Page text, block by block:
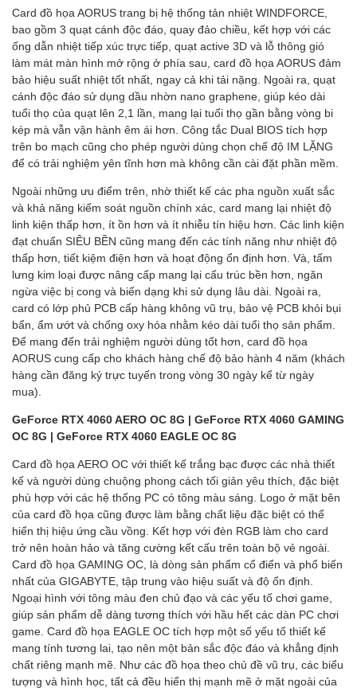
Card đồ họa AORUS trang bị hệ thống tản nhiệt WINDFORCE,
bao gồm 3 quạt cánh độc đáo, quay đảo chiều, kết hợp với các
ống dẫn nhiệt tiếp xúc trực tiếp, quạt active 3D và lỗ thông gió
làm mát màn hình mở rộng ở phía sau, card đồ họa AORUS đảm
bảo hiệu suất nhiệt tốt nhất, ngay cả khi tải nặng. Ngoài ra, quạt
cánh độc đáo sử dụng dầu nhờn nano graphene, giúp kéo dài
tuổi thọ của quạt lên 2,1 lần, mang lại tuổi thọ gần bằng vòng bi
kép mà vẫn vận hành êm ái hơn. Công tắc Dual BIOS tích hợp
trên bo mạch cũng cho phép người dùng chọn chế độ IM LẶNG
để có trải nghiệm yên tĩnh hơn mà không cần cài đặt phần mềm.
Ngoài những ưu điểm trên, nhờ thiết kế các pha nguồn xuất sắc
và khả năng kiểm soát nguồn chính xác, card mang lại nhiệt độ
linh kiện thấp hơn, ít ồn hơn và ít nhiễu tín hiệu hơn. Các linh kiện
đạt chuẩn SIÊU BỀN cũng mang đến các tính năng như nhiệt độ
thấp hơn, tiết kiệm điện hơn và hoạt động ổn định hơn. Và, tấm
lưng kim loại được nâng cấp mang lại cấu trúc bền hơn, ngăn
ngừa việc bị cong và biến dạng khi sử dụng lâu dài. Ngoài ra,
card có lớp phủ PCB cấp hàng không vũ trụ, bảo vệ PCB khỏi bụi
bẩn, ẩm ướt và chống oxy hóa nhằm kéo dài tuổi thọ sản phẩm.
Để mang đến trải nghiệm người dùng tốt hơn, card đồ họa
AORUS cung cấp cho khách hàng chế độ bảo hành 4 năm (khách
hàng cần đăng ký trực tuyến trong vòng 30 ngày kể từ ngày
mua).
GeForce RTX 4060 AERO OC 8G | GeForce RTX 4060 GAMING
OC 8G | GeForce RTX 4060 EAGLE OC 8G
Card đồ họa AERO OC với thiết kế trắng bạc được các nhà thiết
kế và người dùng chuộng phong cách tối giản yêu thích, đặc biệt
phù hợp với các hệ thống PC có tông màu sáng. Logo ở mặt bên
của card đồ họa cũng được làm bằng chất liệu đặc biệt có thể
hiển thị hiệu ứng cầu vồng. Kết hợp với đèn RGB làm cho card
trở nên hoàn hảo và tăng cường kết cấu trên toàn bộ vẻ ngoài.
Card đồ họa GAMING OC, là dòng sản phẩm cổ điển và phổ biến
nhất của GIGABYTE, tập trung vào hiệu suất và độ ổn định.
Ngoại hình với tông màu đen chủ đạo và các yếu tố chơi game,
giúp sản phẩm dễ dàng tương thích với hầu hết các dàn PC chơi
game. Card đồ họa EAGLE OC tích hợp một số yếu tố thiết kế
mang tính tương lai, tạo nên một bản sắc độc đáo và khẳng định
chất riêng mạnh mẽ. Như các đồ họa theo chủ đề vũ trụ, các biểu
tượng và hình học, tất cả đều hiển thị mạnh mẽ ở mặt ngoài của